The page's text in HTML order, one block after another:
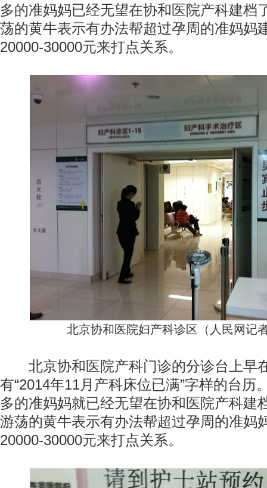
多的准妈妈已经无望在协和医院产科建档
荡的黄牛表示有办法帮超过孕周的准妈妈
20000-30000元来打点关系。
北京协和医院妇产科诊区（人民网记
北京协和医院产科门诊的分诊台上早
有“2014年11月产科床位已满”字样的台历
多的准妈妈就已经无望在协和医院产科建
游荡的黄牛表示有办法帮超过孕周的准妈
20000-30000元来打点关系。